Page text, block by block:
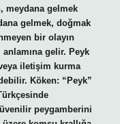
meydana gelmek
gelmek, doğmak
bir olayın
gelir. Peyk
iletişim kurma
Köken: “Peyk”
peygamberini